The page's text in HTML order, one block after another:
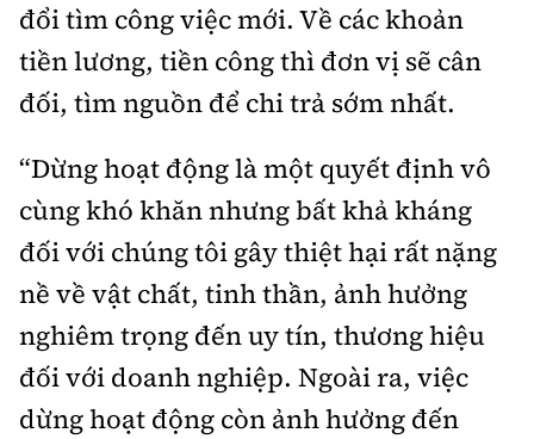
đổi tìm công việc mới. Về các khoản
tiền lương, tiền công thì đơn vị sẽ cân
đối, tìm nguồn để chi trả sớm nhất.
“Dừng hoạt động là một quyết định vô
cùng khó khăn nhưng bất khả kháng
đối với chúng tôi gây thiệt hại rất nặng
nề về vật chất, tinh thần, ảnh hưởng
nghiêm trọng đến uy tín, thương hiệu
đối với doanh nghiệp. Ngoài ra, việc
dừng hoạt động còn ảnh hưởng đến